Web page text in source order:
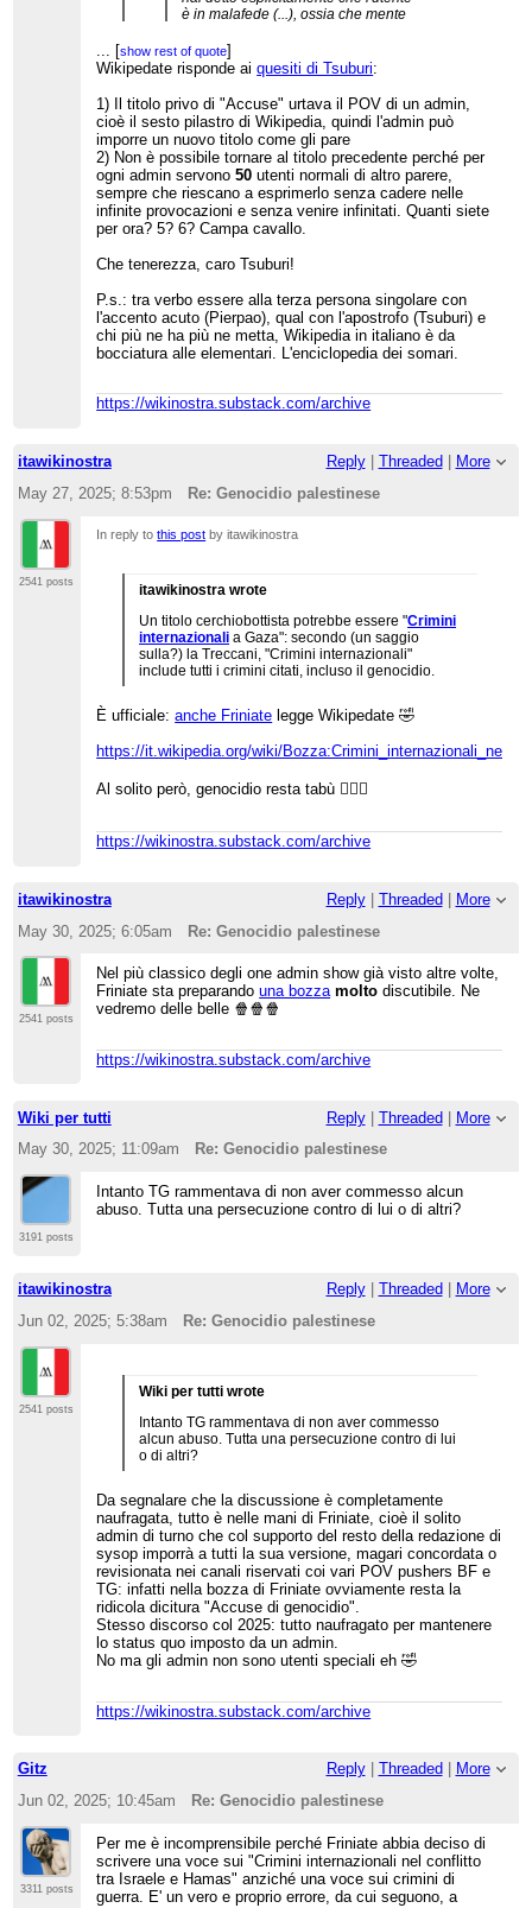
è in malafede (...), ossia che mente
può accettare
segnala tutti questi abusi a UCoC globale e
quest'ultima non fa come con gli admin croati
deflaggati su it.wiki non cambierà nulla.
[show rest of quote]
Wikipedate risponde aiquesiti di Tsuburi:
1) Il titolo privo di "Accuse" urtava il POV di un admin,
cioè il sesto pilastro di Wikipedia, quindi l'admin può
imporre un nuovo titolo come gli pare
2) Non è possibile tornare al titolo precedente perché per
ogni admin servono50 utenti normali di altro parere,
sempre che riescano a esprimerlo senza cadere nelle
infinite provocazioni e senza venire infinitati. Quanti siete
per ora? 5? 6? Campa cavallo.
Che tenerezza, caro Tsuburi!
P.s.: tra verbo essere alla terza persona singolare con
l'accento acuto (Pierpao), qual con l'apostrofo (Tsuburi) e
chi più ne ha più ne metta, Wikipedia in italiano è da
bocciatura alle elementari. L'enciclopedia dei somari.
https://wikinostra.substack.com/archive
itawikinostra Reply| Threaded
More
May 27, 2025; 8:53pm
Re: Genocidio palestinese
2541 posts
In reply tothis post by itawikinostra
itawikinostra wrote
Un titolo cerchiobottista potrebbe essere "Crimini
internazionali a Gaza": secondo (un saggio
sulla?) la Treccani, "Crimini internazionali"
include tutti i crimini citati, incluso il genocidio.
È ufficiale:anche Friniate legge Wikipedate 🤣
https://it.wikipedia.org/wiki/
Al solito però, genocidio resta tabù 🤷🏻‍♂️
https://wikinostra.substack.com/archive
itawikinostra Reply| Threaded | More
May 30, 2025; 6:05am
Re: Genocidio palestinese
2541 posts
Nel più classico degli one admin show già visto altre volte,
Friniate sta preparandouna bozza molto discutibile. Ne
vedremo delle belle 🍿🍿🍿
https://wikinostra.substack.com/archive
Wiki per tutti Reply| Threaded | More
May 30, 2025; 11:09am
Re: Genocidio palestinese
3191 posts
Intanto TG rammentava di non aver commesso alcun
abuso. Tutta una persecuzione contro di lui o di altri?
itawikinostra Reply| Threaded
More
Jun 02, 2025; 5:38am
Re: Genocidio palestinese
2541 posts
Wiki per tutti wrote
Intanto TG rammentava di non aver commesso
alcun abuso. Tutta una persecuzione contro di lui
o di altri?
Da segnalare che la discussione è completamente
naufragata, tutto è nelle mani di Friniate, cioè il solito
admin di turno che col supporto del resto della redazione di
sysop imporrà a tutti la sua versione, magari concordata o
revisionata nei canali riservati coi vari POV pushers BF e
TG: infatti nella bozza di Friniate ovviamente resta la
ridicola dicitura "Accuse di genocidio".
Stesso discorso col 2025: tutto naufragato per mantenere
lo status quo imposto da un admin.
No ma gli admin non sono utenti speciali eh 🤣
https://wikinostra.substack.com/archive
Gitz Reply| Threaded
More
Jun 02, 2025; 10:45am
Re: Genocidio palestinese
3311 posts
Per me è incomprensibile perché Friniate abbia deciso di
scrivere una voce sui "Crimini internazionali nel conflitto
tra Israele e Hamas" anziché una voce sui crimini di
guerra. E' un vero e proprio errore, da cui seguono, a